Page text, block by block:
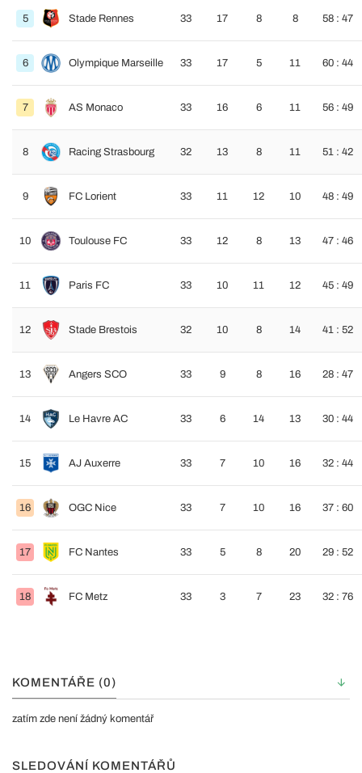
5 Stade Rennes 33 17 8 8 58 : 47
6 Olympique Marseille 33 17 5 11 60 : 44
7 AS Monaco 33 16 6 11 56 : 49
8 Racing Strasbourg 32 13 8 11 51 : 42
9 FC Lorient 33 11 12 10 48 : 49
10 Toulouse FC 33 12 8 13 47 : 46
11 Paris FC 33 10 11 12 45 : 49
12 Stade Brestois 32 10 8 14 41 : 52
13 Angers SCO 33 9 8 16 28 : 47
14 Le Havre AC 33 6 14 13 30 : 44
15 AJ Auxerre 33 7 10 16 32 : 44
16 OGC Nice 33 7 10 16 37 : 60
17 FC Nantes 33 5 8 20 29 : 52
18 FC Metz 33 3 7 23 32 : 76
KOMENTÁŘE (0)
zatím zde není žádný komentář
SLEDOVÁNÍ KOMENTÁŘŮ